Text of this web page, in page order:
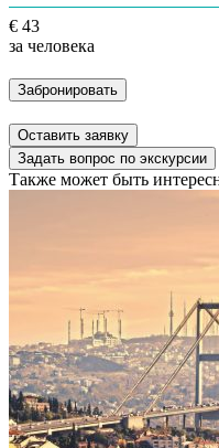
€ 43
за человека
Забронировать
Оставить заявку
Задать вопрос по экскурсии
Также может быть